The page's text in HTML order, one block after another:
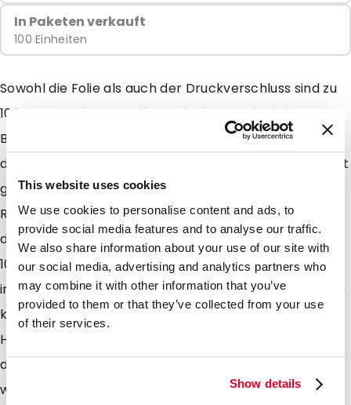
This website uses cookies
We use cookies to personalise content and ads, to
provide social media features and to analyse our traffic.
We also share information about your use of our site with
our social media, advertising and analytics partners who
may combine it with other information that you’ve
provided to them or that they’ve collected from your use
of their services.
Show details
In Paketen verkauft
100 Einheiten
Sowohl die Folie als auch der Druckverschluss sind zu
100 % aus PE hergestellt. Dank einer zusätzlichen
Beschichtung für bessere Barriereeigenschaften sind
die Produkte trotzdem vor Sauerstoff und Feuchtigkeit
geschützt. Die Barriere beeinträchtigt die
Recycelfähigkeit der Beutel nicht. Diese können nach
dem Gebrauch über den Plastikmüll entsorgt und zu
100 % recycelt werden. Die Beutel sind dank dem
integrierten Druckverschluss wiederverschließbar. Sie
können auch mit einem herkömmlichen
Heißsiegelgerät verschweißt und vom Verbraucher
dank der praktischen Aufreißkerbe leicht geöffnet
werden. Die Beutel eignen sich sowohl für